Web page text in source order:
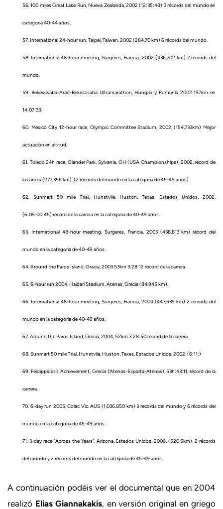
56. 100 miles Great Lake Run, Nueva Zealanda, 2002 (12:35:48) 3 récords del mundo en
categoria 40-44 años.
57. International 24-hour run, Taipei, Taiwan, 2002 (284,70 km) 6 récords del mundo.
58. International 48-hour meeting, Surgeres, Francia, 2002 (436,702 km) 7 récords del
mundo.
59. Bekescsaba-Arad-Bekescsaba Ultramarathon, Hungría y Rumanía 2002 197km en
14:07:33.
60. Mexico City 12-hour race, Olympic Committee Stadium, 2002, (154,733km) Mejor
actuación en altitud.
61. Toledo 24h race, Olander Park, Sylvania, OH (USA Championships), 2002, récord de
la carrera (277,356 km). (2 récords del mundo en la categoria de 45-49 años)
62. Sunmart 50 mile Trial, Hunstvile, Huston, Texas, Estados Unidos, 2002,
(6:09:00:45) récord de la carrera en la categoria de 40-49 años.
63. International 48-hour meeting, Surgeres, Francia, 2003 (438,813 km) récord del
mundo en la categoria de 40-49 años.
64. Around the Paros Island, Gracia, 2003 53km 3:28:12 récord de la carrera.
65. 6-hour run 2004, Haidari Stadium, Atenas, Grecia (84.945 km).
66. International 48-hour meeting, Surgeres, Francia, 2004 (443,639 km) 2 récords del
mundo en la categoria de 40-49 años.
67. Around the Paros Island, Grecia, 2004, 52km 3:28:50 récord de la carrera.
68. Sunmart 50 mile Trial, Hunstvile, Huston, Texas, Estados Unidos, 2002, (6:11:)
69. Feidippides’s Achievement, Grecia (Atenas-Esparta-Atenas), 53h:43:11, récord de la
carrera.
70. 6-day run 2005, Colac Vic. AUS (1,036.850 km) 3 records del mundo y 6 récords del
mundo en la categoria de 45-49 años.
71. 3-day race “Across the Years”, Arizona, Estados Unidos, 2006, (520,5km), 2 récords
del mundo y 2 récords del mundo en la categoria de 45-49 años.
A continuación podéis ver el documental que en 2004
realizó Elias Giannakakis, en versión original en griego